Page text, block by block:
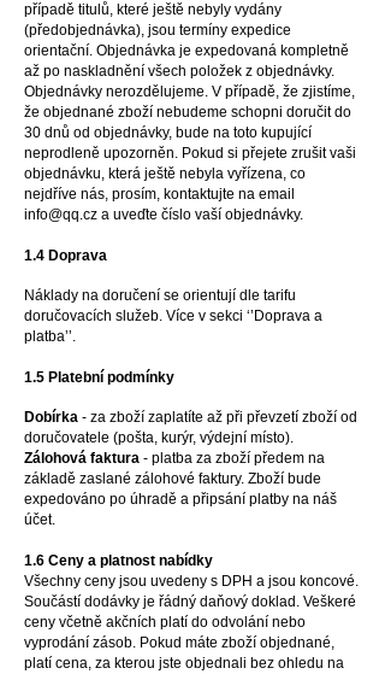
případě titulů, které ještě nebyly vydány
(předobjednávka), jsou termíny expedice
orientační. Objednávka je expedovaná kompletně
až po naskladnění všech položek z objednávky.
Objednávky nerozdělujeme. V případě, že zjistíme,
že objednané zboží nebudeme schopni doručit do
30 dnů od objednávky, bude na toto kupující
neprodleně upozorněn. Pokud si přejete zrušit vaši
objednávku, která ještě nebyla vyřízena, co
nejdříve nás, prosím, kontaktujte na email
info@qq.cz a uveďte číslo vaší objednávky.
1.4 Doprava
Náklady na doručení se orientují dle tarifu
doručovacích služeb. Více v sekci ‘’Doprava a
platba’’.
1.5 Platební podmínky
Dobírka - za zboží zaplatíte až při převzetí zboží od
doručovatele (pošta, kurýr, výdejní místo).
Zálohová faktura - platba za zboží předem na
základě zaslané zálohové faktury. Zboží bude
expedováno po úhradě a připsání platby na náš
účet.
1.6 Ceny a platnost nabídky
Všechny ceny jsou uvedeny s DPH a jsou koncové.
Součástí dodávky je řádný daňový doklad. Veškeré
ceny včetně akčních platí do odvolání nebo
vyprodání zásob. Pokud máte zboží objednané,
platí cena, za kterou jste objednali bez ohledu na